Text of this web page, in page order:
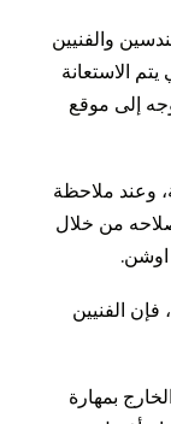
والفنيين
الاستعانة
إلى موقع
وعند ملاحظة
من خلال
اوشن.
الفنيين
بمهارة